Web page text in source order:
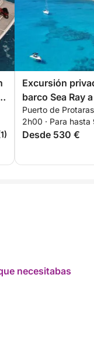
Excursión
barco Sea Ray
Puerto de
2h00 · Para
Desde 530 €
necesitabas